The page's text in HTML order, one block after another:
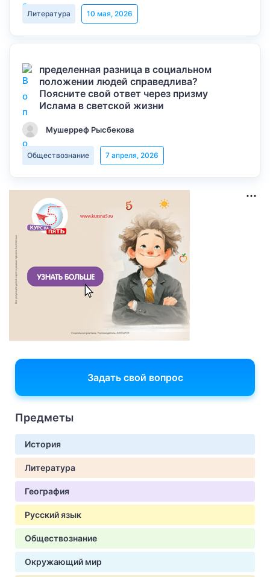
Литература 10 мая, 2026
пределенная разница в социальном
положении людей справедлива?
Поясните свой ответ через призму
Ислама в светской жизни
Мушерреф Рысбекова
Обществознание 7 апреля, 2026
Задать свой вопрос
Предметы
История
Литература
География
Русский язык
Обществознание
Окружающий мир